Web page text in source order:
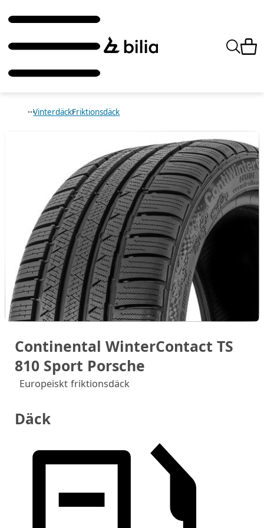
VinterdäckFriktionsdäck
Continental WinterContact TS
810 Sport Porsche
Europeiskt friktionsdäck
Däck